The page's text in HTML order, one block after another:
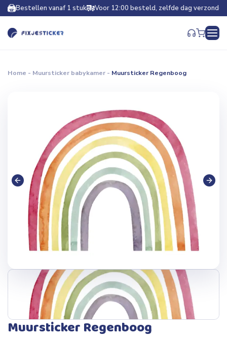
Bestellen vanaf 1 stuk Voor 12:00 besteld, zelfde dag verzonden
Home - Muursticker babykamer - Muursticker Regenboog
Muursticker Regenboog